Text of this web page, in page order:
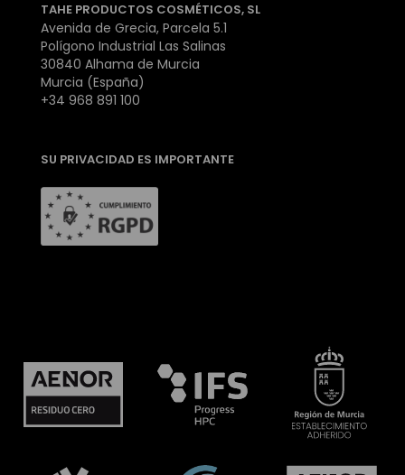
TAHE PRODUCTOS COSMÉTICOS, SL
Avenida de Grecia, Parcela 5.1
Polígono Industrial Las Salinas
30840 Alhama de Murcia
Murcia (España)
+34 968 891 100
SU PRIVACIDAD ES IMPORTANTE